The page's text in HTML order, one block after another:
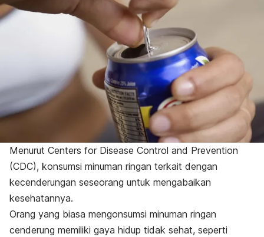
Menurut Centers for Disease Control and Prevention
(CDC), konsumsi minuman ringan terkait dengan
kecenderungan seseorang untuk mengabaikan
kesehatannya.
Orang yang biasa mengonsumsi minuman ringan
cenderung memiliki gaya hidup tidak sehat, seperti